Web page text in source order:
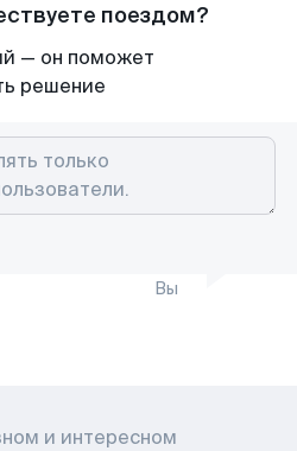
поездом?
— он поможет
решение
Вы
и интересном